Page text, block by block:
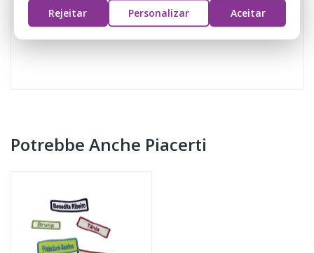
Potrebbe Anche Piacerti
Rejeitar
Personalizar Aceitar